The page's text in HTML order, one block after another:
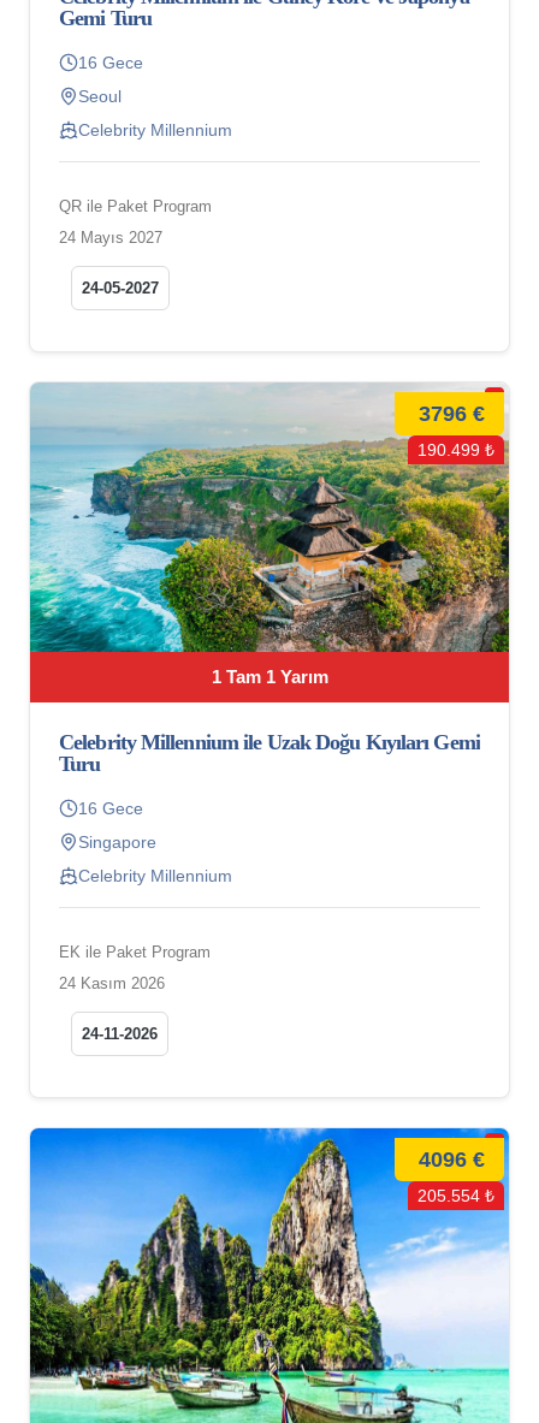
Gemi Turu
16 Gece
Seoul
Celebrity Millennium
QR ile Paket Program
24 Mayıs 2027
24-05-2027
1 Tam 1 Yarım
3796 €
190.499 ₺
Celebrity Millennium ile Uzak Doğu Kıyıları Gemi
Turu
16 Gece
Singapore
Celebrity Millennium
EK ile Paket Program
24 Kasım 2026
24-11-2026
4096 €
205.554 ₺